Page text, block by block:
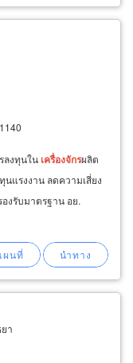
งทุนใน เครื่องจักรผลิต
แรงงาน ลดความเสี่ยง
งรับมาตรฐาน อย.
า